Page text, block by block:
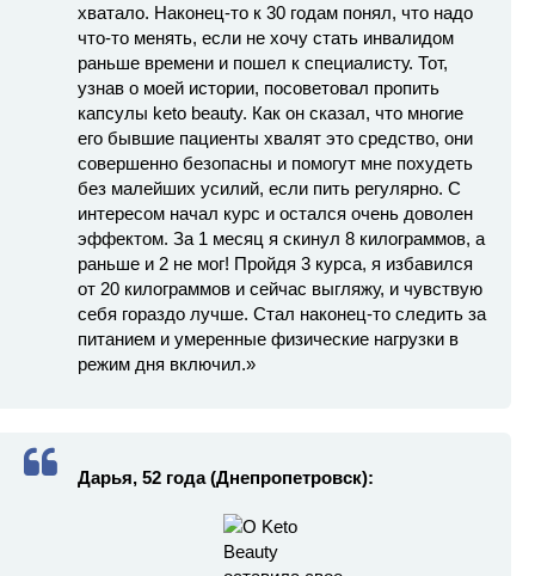
хватало. Наконец-то к 30 годам понял, что надо
что-то менять, если не хочу стать инвалидом
раньше времени и пошел к специалисту. Тот,
узнав о моей истории, посоветовал пропить
капсулы keto beauty. Как он сказал, что многие
его бывшие пациенты хвалят это средство, они
совершенно безопасны и помогут мне похудеть
без малейших усилий, если пить регулярно. С
интересом начал курс и остался очень доволен
эффектом. За 1 месяц я скинул 8 килограммов, а
раньше и 2 не мог! Пройдя 3 курса, я избавился
от 20 килограммов и сейчас выгляжу, и чувствую
себя гораздо лучше. Стал наконец-то следить за
питанием и умеренные физические нагрузки в
режим дня включил.»
Дарья, 52 года (Днепропетровск):